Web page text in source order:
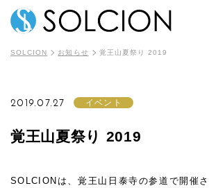
SOLCION お知らせ 覚王山夏祭り 2019
覚王山夏祭り 2019
2019.07.27 イベント
SOLCIONは、覚王山日泰寺の参道で開催